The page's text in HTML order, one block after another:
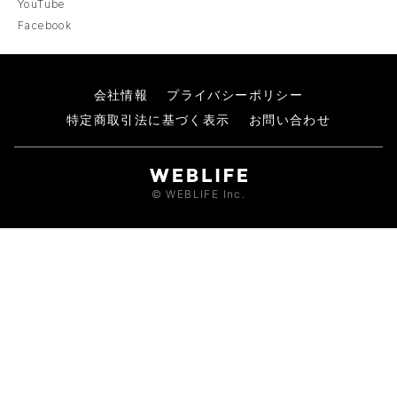
YouTube
Facebook
会社情報
プライバシーポリシー
特定商取引法に基づく表示
お問い合わせ
© WEBLIFE Inc.